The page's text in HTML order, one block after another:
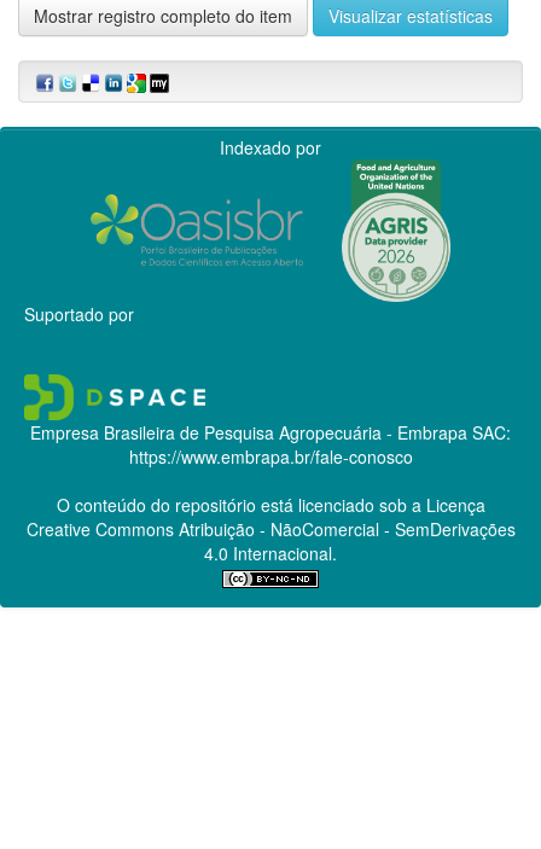
Mostrar registro completo do item Visualizar estatísticas
Indexado por
Suportado por
Empresa Brasileira de Pesquisa Agropecuária - Embrapa SAC:
https://www.embrapa.br/fale-conosco
O conteúdo do repositório está licenciado sob a Licença
Creative CommonsAtribuição - NãoComercial - SemDerivações
4.0 Internacional.